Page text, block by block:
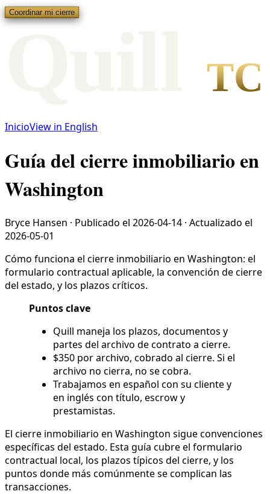
Coordinar mi cierre
TC
InicioView in English
Guía del cierre inmobiliario en
Washington
Bryce Hansen · Publicado el 2026-04-14 · Actualizado el
2026-05-01
Cómo funciona el cierre inmobiliario en Washington: el
formulario contractual aplicable, la convención de cierre
del estado, y los plazos críticos.
Puntos clave
Quill maneja los plazos, documentos y
partes del archivo de contrato a cierre.
$350 por archivo, cobrado al cierre. Si el
archivo no cierra, no se cobra.
Trabajamos en español con su cliente y
en inglés con título, escrow y
prestamistas.
El cierre inmobiliario en Washington sigue convenciones
específicas del estado. Esta guía cubre el formulario
contractual local, los plazos típicos del cierre, y los
puntos donde más comúnmente se complican las
transacciones.